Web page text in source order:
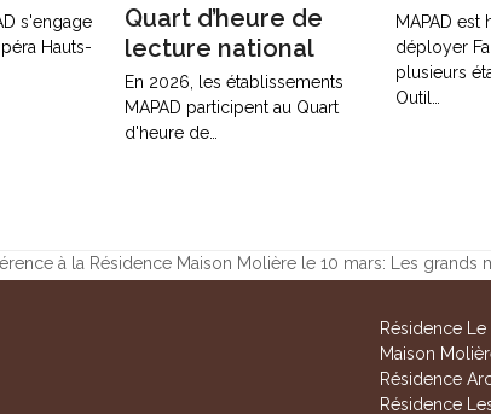
s'engage
Hauts-
Quart d’heure de
lecture national
En 2026, les établissements
MAPAD participent au Quart
d'heure de…
MAPAD est
déployer
plusieurs
Outil…
à la Résidence Maison Molière le 10 mars: Les grands
Résidence
Maison
Résidence
Résidence